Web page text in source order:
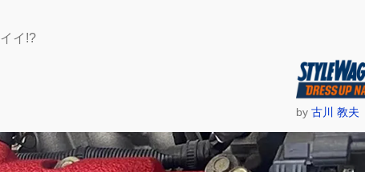
イ!?
by古川 教夫